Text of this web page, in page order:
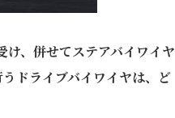
、併せてステアバイワイヤ
ドライブバイワイヤは、ど